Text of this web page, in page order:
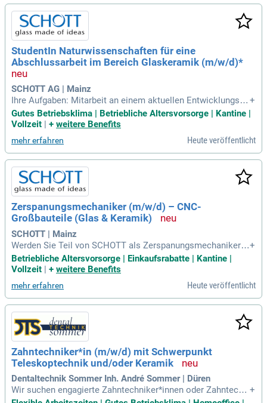
StudentIn Naturwissenschaften für eine
Abschlussarbeit im Bereich Glaskeramik (m/w/d)*
SCHOTT AG | Mainz
Ihre Aufgaben: Mitarbeit an einem aktuellen Entwicklungspr
ojekt im Bereich technischer Gläser und Glaskeramiken; An
alyse und Bewertung von Materialeigenschaften und Prozes
echerchen; Planung, Durchführung
+
Gutes Betriebsklima | Betriebliche Altersvorsorge | Kantine |
Vollzeit
+ weitere Benefits
mehr erfahren Heute veröffentlicht
Zerspanungsmechaniker (m/w/d) – CNC-
Großbauteile (Glas & Keramik)
SCHOTT | Mainz
Werden Sie Teil von SCHOTT als Zerspanungsmechaniker/i
n oder Industriemechaniker/in! Mit Ihrer abgeschlossenen B
erufsausbildung und Erfahrung in der Dreh- und Frästechnik
bei. Profitieren Sie von zahlreichen Benefits wie flexible Arb
eitszeiten und betriebliche Altersvorsorge, die auf Ihre indivi
duellen Ziele abgestimmt sind. Unsere Unternehmenskultur
fördert Menschlichkeit, Diversität und Inklusivität, sodass Si
e sich entfalten können. Bei SCHOTT wissen wir, dass moti
vierte Mitarbeitende der Schlüssel zu unserem Erfolg sind.
Entdecken Sie tolle Karrierechancen in einem innovativen u
nd unterstützenden Umfeld!
+
Betriebliche Altersvorsorge | Einkaufsrabatte | Kantine |
Vollzeit | + weitere Benefits
mehr erfahren Heute veröffentlicht
Zahntechniker*in (m/w/d) mit Schwerpunkt
Teleskoptechnik und/oder Keramik
Dentaltechnik Sommer Inh. André Sommer | Düren
Wir suchen engagierte Zahntechniker*innen oder Zahntechn
iker-Meister*innen, idealerweise mit Schwerpunkt Kombitec
+